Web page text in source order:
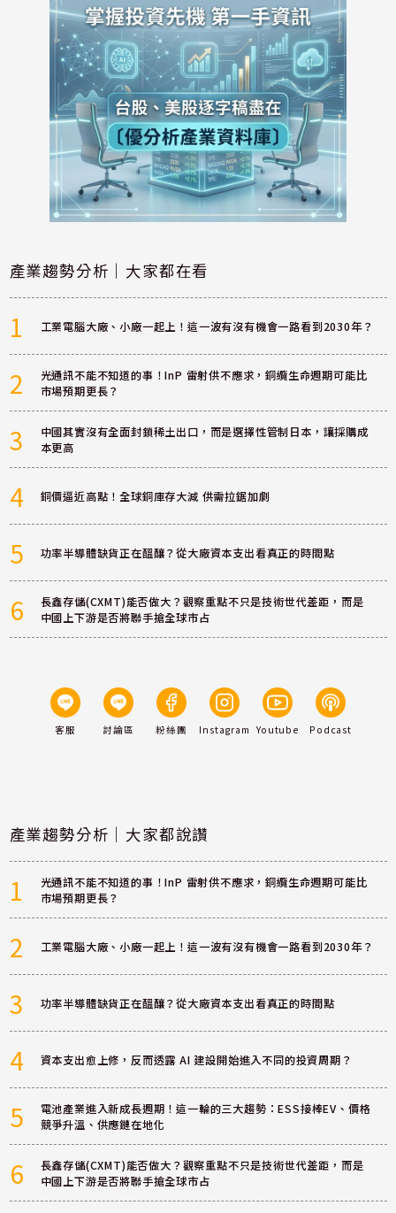
產業趨勢分析｜大家都在看
1 工業電腦大廠、小廠一起上！這一波有沒有機會一路看到2030年？
2
光通訊不能不知道的事！InP 雷射供不應求，銅纜生命週期可能比
市場預期更長？
3
中國其實沒有全面封鎖稀土出口，而是選擇性管制日本，讓採購成
本更高
4 銅價逼近高點！全球銅庫存大減 供需拉鋸加劇
5 功率半導體缺貨正在醞釀？從大廠資本支出看真正的時間點
6
長鑫存儲(CXMT)能否做大？觀察重點不只是技術世代差距，而是
中國上下游是否將聯手搶全球市占
客服 討論區 粉絲團 Instagram Youtube Podcast
產業趨勢分析｜大家都說讚
1
光通訊不能不知道的事！InP 雷射供不應求，銅纜生命週期可能比
市場預期更長？
2 工業電腦大廠、小廠一起上！這一波有沒有機會一路看到2030年？
3 功率半導體缺貨正在醞釀？從大廠資本支出看真正的時間點
4 資本支出愈上修，反而透露 AI 建設開始進入不同的投資周期？
5
電池產業進入新成長週期！這一輪的三大趨勢：ESS接棒EV、價格
競爭升溫、供應鏈在地化
6
長鑫存儲(CXMT)能否做大？觀察重點不只是技術世代差距，而是
中國上下游是否將聯手搶全球市占